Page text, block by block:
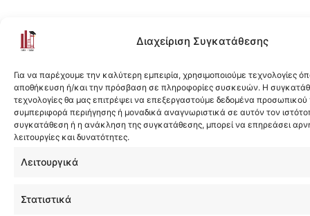
Διαχείριση Συγκατάθεσης
Για να παρέχουμε την καλύτερη εμπειρία, χρησιμοποιούμε τεχνολογίες
αποθήκευση ή/και την πρόσβαση σε πληροφορίες συσκευών. Η
τεχνολογίες θα μας επιτρέψει να επεξεργαστούμε δεδομένα
συμπεριφορά περιήγησης ή μοναδικά αναγνωριστικά σε αυτόν τον
συγκατάθεση ή η ανάκληση της συγκατάθεσης, μπορεί να επηρεάσει
λειτουργίες και δυνατότητες.
Λειτουργικά
Στατιστικά